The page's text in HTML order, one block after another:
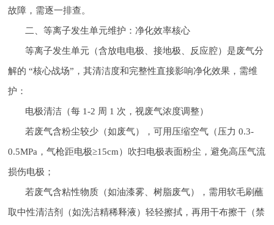
故障，需逐一排查。
二、等离子发生单元维护：净化效率核心
等离子发生单元（含放电电极、接地极、反应腔）是废气分
解的 “核心战场”，其清洁度和完整性直接影响净化效果，需维
护：
电极清洁（每 1-2 周 1 次，视废气浓度调整）
若废气含粉尘较少（如废气），可用压缩空气（压力 0.3-
0.5MPa，气枪距电极≥15cm）吹扫电极表面粉尘，避免高压气流
损伤电极；
若废气含粘性物质（如油漆雾、树脂废气），需用软毛刷蘸
取中性清洁剂（如洗洁精稀释液）轻轻擦拭，再用干布擦干（禁